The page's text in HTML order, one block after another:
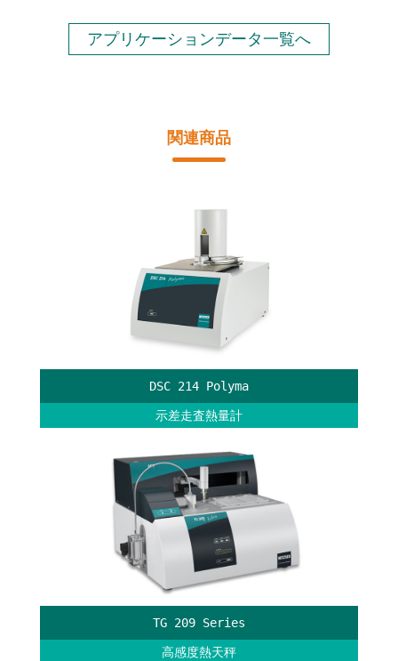
アプリケーションデータ一覧へ
関連商品
DSC 214 Polyma
示差走査熱量計
TG 209 Series
高感度熱天秤